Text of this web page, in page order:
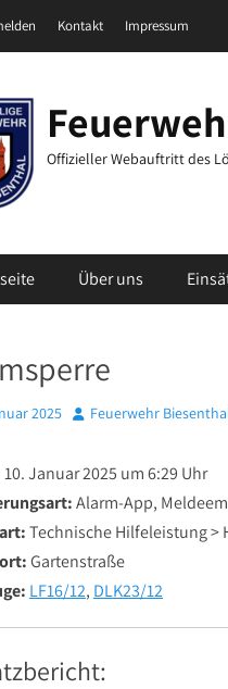
Top Menu
Kontakt Impressum
Offizieller Webauftritt des
MenüÜber uns
2025 AutorFeuerwehr
10. Januar 2025 um 6:29 Uhr
Alarm-App,
Technische Hilfeleistung >
Gartenstraße
LF16/12, DLK23/12